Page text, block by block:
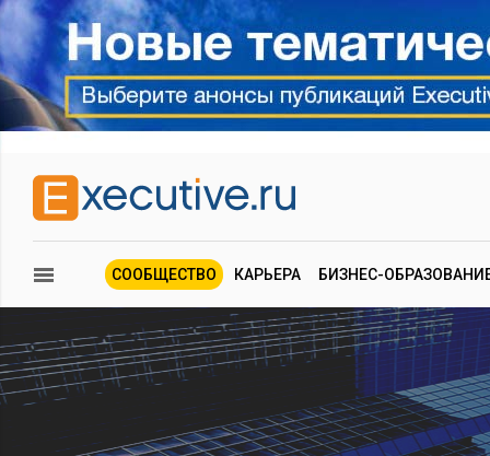
СООБЩЕСТВО КАРЬЕРА БИЗНЕС-